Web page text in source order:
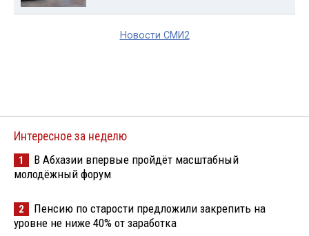
Новости СМИ2
Интересное за неделю
1
В Абхазии впервые пройдёт масштабный
молодёжный форум
2
Пенсию по старости предложили закрепить на
уровне не ниже 40% от заработка